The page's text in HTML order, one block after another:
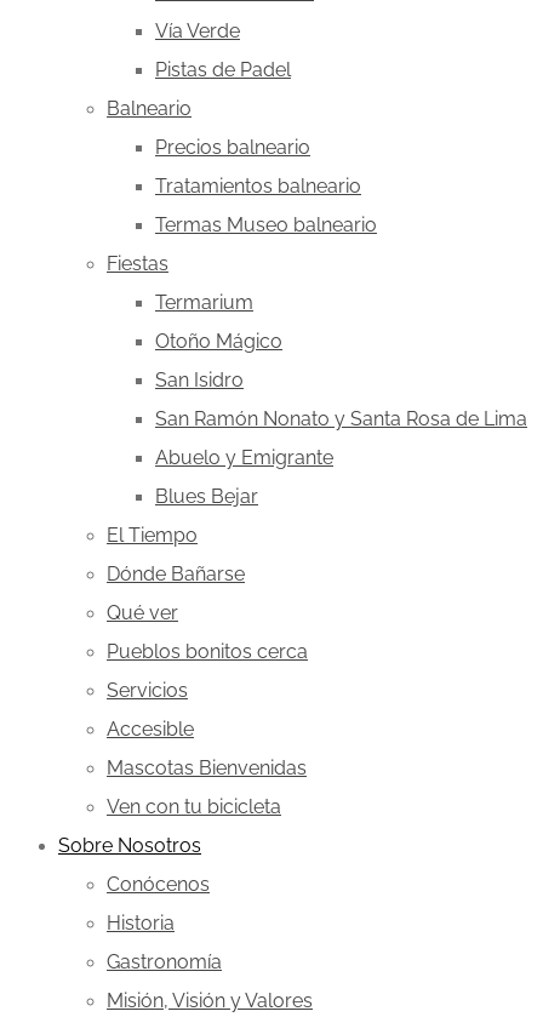
Vía Verde
Pistas de Padel
Balneario
Precios balneario
Tratamientos balneario
Termas Museo balneario
Fiestas
Termarium
Otoño Mágico
San Isidro
San Ramón Nonato y Santa Rosa de Lima
Abuelo y Emigrante
Blues Bejar
El Tiempo
Dónde Bañarse
Qué ver
Pueblos bonitos cerca
Servicios
Accesible
Mascotas Bienvenidas
Ven con tu bicicleta
Sobre Nosotros
Conócenos
Historia
Gastronomía
Misión, Visión y Valores